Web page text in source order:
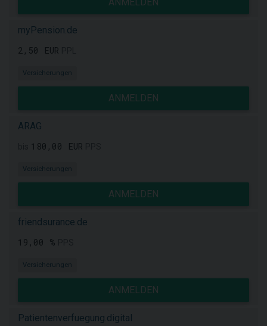
myPension.de
2,50 EUR
Versicherungen
ANMELDEN
ARAG
180,00 EUR
Versicherungen
ANMELDEN
friendsurance.de
19,00 %
Versicherungen
ANMELDEN
Patientenverfuegung.digital